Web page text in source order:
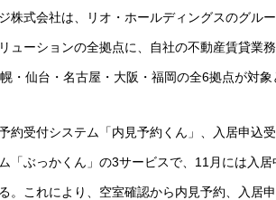
株式会社は、リオ・ホールディングスのグル
ューションの全拠点に、自社の不動産賃貸業
・仙台・名古屋・大阪・福岡の全6拠点が対象
約受付システム「内見予約くん」、入居申込
「ぶっかくん」の3サービスで、11月には入
。これにより、空室確認から内見予約、入居